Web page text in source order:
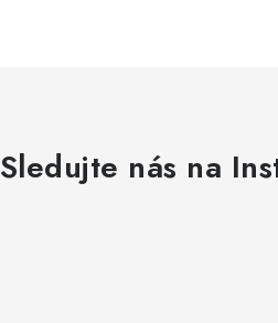
Sledujte nás na